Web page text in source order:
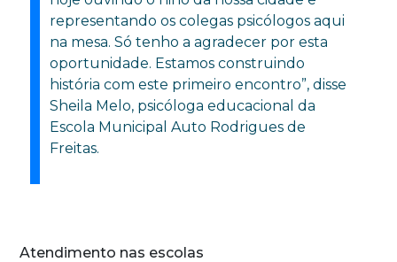
representando os colegas psicólogos aqui
na mesa. Só tenho a agradecer por esta
oportunidade. Estamos construindo
história com este primeiro encontro”, disse
Sheila Melo, psicóloga educacional da
Escola Municipal Auto Rodrigues de
Freitas.
Atendimento nas escolas